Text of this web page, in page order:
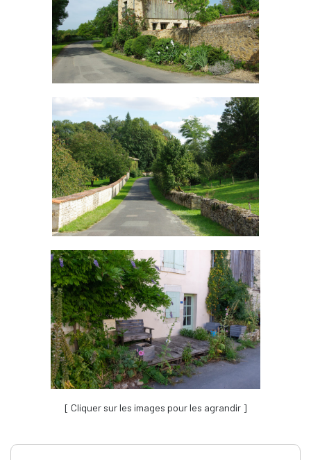
[ Cliquer sur les images pour les agrandir ]